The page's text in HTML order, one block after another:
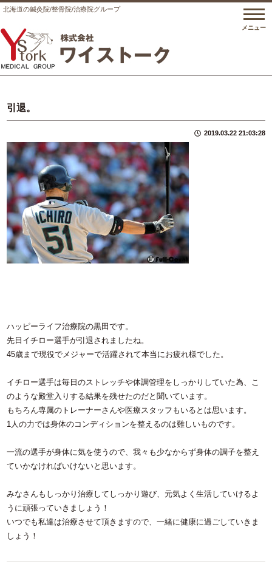
北海道の鍼灸院/整骨院/治療院グループ
メニュー
引退。
2019.03.22 21:03:28
ハッピーライフ治療院の黒田です。
先日イチロー選手が引退されましたね。
45歳まで現役でメジャーで活躍されて本当にお疲れ様でした。
イチロー選手は毎日のストレッチや体調管理をしっかりしていた為、こ
のような殿堂入りする結果を残せたのだと聞いています。
もちろん専属のトレーナーさんや医療スタッフもいるとは思います。
1人の力では身体のコンディションを整えるのは難しいものです。
一流の選手が身体に気を使うので、我々も少なからず身体の調子を整え
ていかなければいけないと思います。
みなさんもしっかり治療してしっかり遊び、元気よく生活していけるよ
うに頑張っていきましょう！
いつでも私達は治療させて頂きますので、一緒に健康に過ごしていきま
しょう！